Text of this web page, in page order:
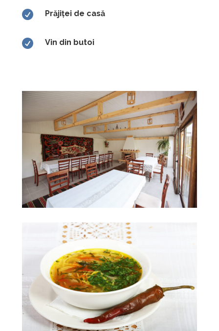
 Prăjiței de casă
 Vin din butoi